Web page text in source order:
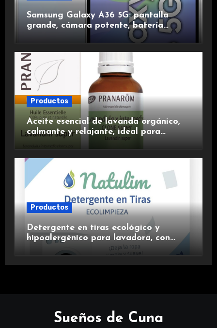
Samsung Galaxy A36 5G: pantalla
grande, cámara potente, batería
duradera y carga rápida para una
experiencia premium.
Productos
Aceite esencial de lavanda orgánico,
calmante y relajante, ideal para
Productos
Detergente en tiras ecológico y
hipoalergénico para lavadora, con
suavizante incluido y fragancia de
Sueños de Cuna